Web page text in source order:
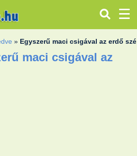
» Egyszerű maci csigával az erdő
maci csigával az